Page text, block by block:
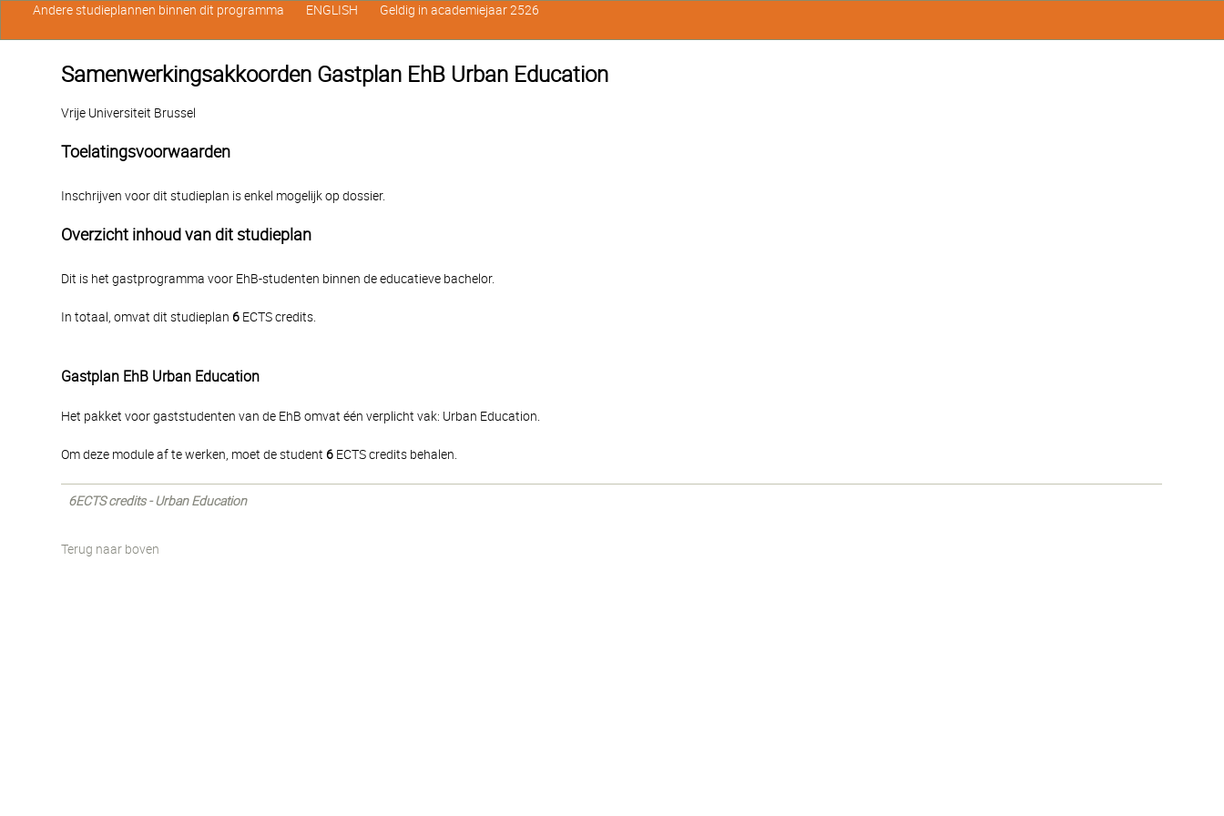
Samenwerkingsakkoorden Gastplan EhB Urban Education
Vrije Universiteit Brussel
Toelatingsvoorwaarden
Inschrijven voor dit studieplan is enkel mogelijk op dossier.
Overzicht inhoud van dit studieplan
Dit is het gastprogramma voor EhB-studenten binnen de educatieve bachelor.
In totaal, omvat dit studieplan6 ECTS credits.
Gastplan EhB Urban Education
Het pakket voor gaststudenten van de EhB omvat één verplicht vak: Urban Education.
Om deze module af te werken, moet de student6 ECTS credits behalen.
6ECTS credits - Urban Education
Terug naar boven
Andere studieplannen binnen dit programma ENGLISH Geldig in academiejaar 2526